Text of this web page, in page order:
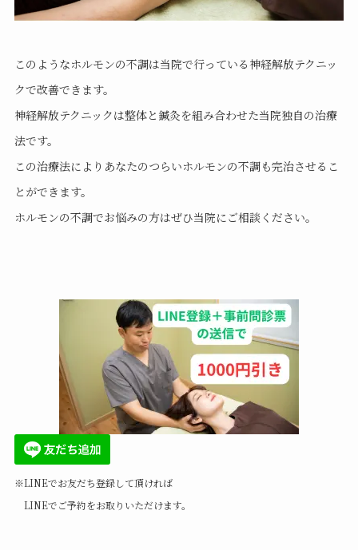
このようなホルモンの不調は当院で行っている神経解放テクニッ
クで改善できます。
神経解放テクニックは整体と鍼灸を組み合わせた当院独自の治療
法です。
この治療法によりあなたのつらいホルモンの不調も完治させるこ
とができます。
ホルモンの不調でお悩みの方はぜひ当院にご相談ください。
※LINEでお友だち登録して頂ければ
LINEでご予約をお取りいただけます。